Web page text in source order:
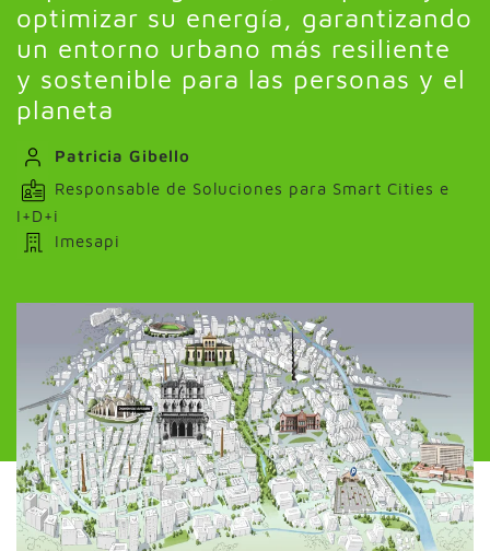
optimizar su energía, garantizando
un entorno urbano más resiliente
y sostenible para las personas y el
planeta
Patricia Gibello
Responsable de Soluciones para Smart Cities e
I+D+i
Imesapi